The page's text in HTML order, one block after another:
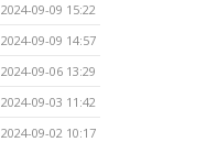
2024-09-09 15:22
2024-09-09 14:57
2024-09-06 13:29
2024-09-03 11:42
2024-09-02 10:17